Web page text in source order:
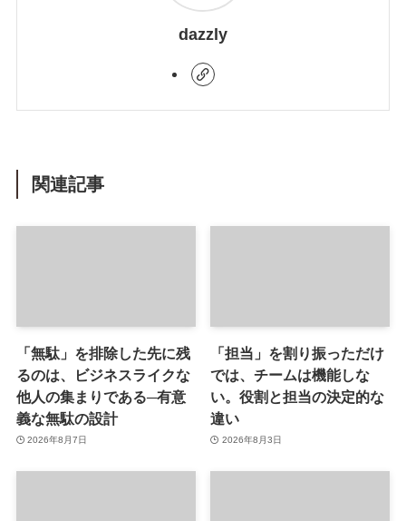
dazzly
関連記事
「無駄」を排除した先に残
るのは、ビジネスライクな
他人の集まりである─有意
義な無駄の設計
2026年8月7日
「担当」を割り振っただけ
では、チームは機能しな
い。役割と担当の決定的な
違い
2026年8月3日